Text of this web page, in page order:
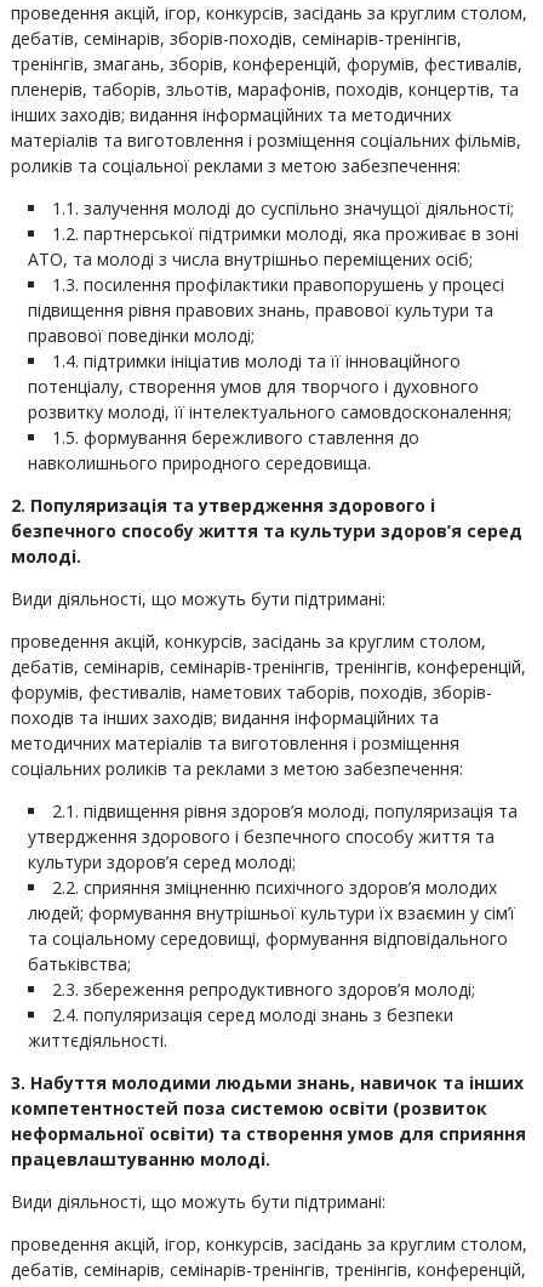
проведення акцій, ігор, конкурсів, засідань за круглим столом,
дебатів, семінарів, зборів-походів, семінарів-тренінгів,
тренінгів, змагань, зборів, конференцій, форумів, фестивалів,
пленерів, таборів, зльотів, марафонів, походів, концертів, та
інших заходів; видання інформаційних та методичних
матеріалів та виготовлення і розміщення соціальних фільмів,
роликів та соціальної реклами з метою забезпечення:
1.1. залучення молоді до суспільно значущої діяльності;
1.2. партнерської підтримки молоді, яка проживає в зоні
АТО, та молоді з числа внутрішньо переміщених осіб;
1.3. посилення профілактики правопорушень у процесі
підвищення рівня правових знань, правової культури та
правової поведінки молоді;
1.4. підтримки ініціатив молоді та її інноваційного
потенціалу, створення умов для творчого і духовного
розвитку молоді, її інтелектуального самовдосконалення;
1.5. формування бережливого ставлення до
навколишнього природного середовища.
2. Популяризація та утвердження здорового і
безпечного способу життя та культури здоров’я серед
молоді.
Види діяльності, що можуть бути підтримані:
проведення акцій, конкурсів, засідань за круглим столом,
дебатів, семінарів, семінарів-тренінгів, тренінгів, конференцій,
форумів, фестивалів, наметових таборів, походів, зборів-
походів та інших заходів; видання інформаційних та
методичних матеріалів та виготовлення і розміщення
соціальних роликів та реклами з метою забезпечення:
2.1. підвищення рівня здоров’я молоді, популяризація та
утвердження здорового і безпечного способу життя та
культури здоров’я серед молоді;
2.2. сприяння зміцненню психічного здоров’я молодих
людей; формування внутрішньої культури їх взаємин у сім’ї
та соціальному середовищі, формування відповідального
батьківства;
2.3. збереження репродуктивного здоров’я молоді;
2.4. популяризація серед молоді знань з безпеки
життєдіяльності.
3. Набуття молодими людьми знань, навичок та інших
компетентностей поза системою освіти (розвиток
неформальної освіти) та створення умов для сприяння
працевлаштуванню молоді.
Види діяльності, що можуть бути підтримані:
проведення акцій, ігор, конкурсів, засідань за круглим столом,
дебатів, семінарів, семінарів-тренінгів, тренінгів, конференцій,